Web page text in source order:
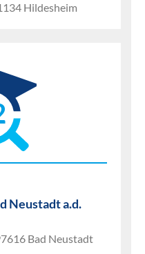
Hildesheim
Neustadt a.d.
Bad Neustadt